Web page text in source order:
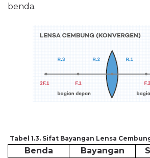
benda.
Tabel 1.3. Sifat Bayangan Lensa
Benda Bayangan